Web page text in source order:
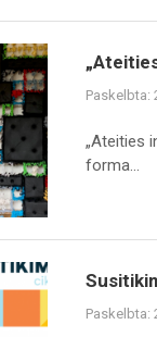
Paskelbta:
„Ateities
forma...
Paskelbta: